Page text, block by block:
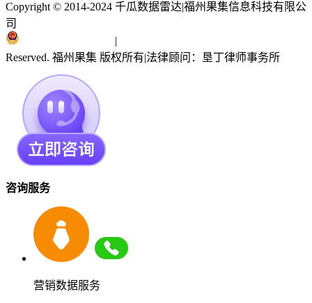
Copyright © 2014-2024 千瓜数据雷达|福州果集信息科技有限公
司
|
Reserved. 福州果集 版权所有|法律顾问：垦丁律师事务所
咨询服务
营销数据服务